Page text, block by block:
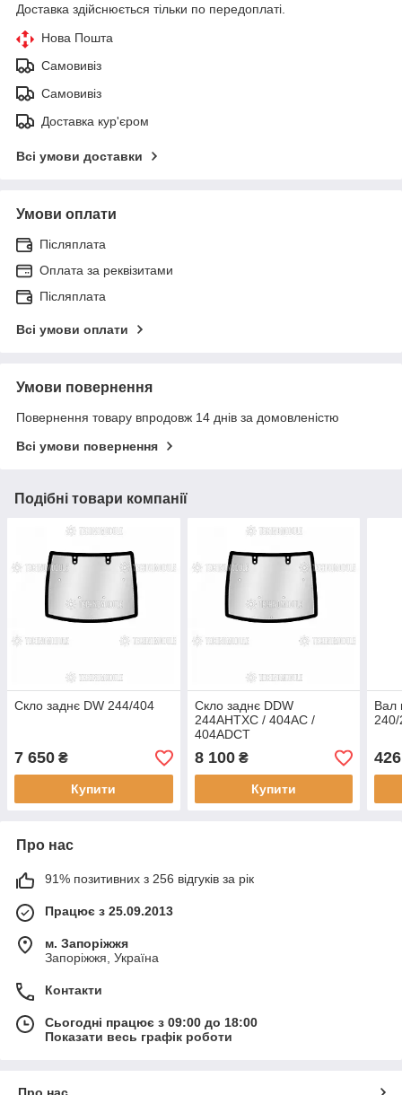
Доставка здійснюється тільки по передоплаті.
Нова Пошта
Самовивіз
Самовивіз
Доставка кур'єром
Всі умови доставки
Умови оплати
Післяплата
Оплата за реквізитами
Післяплата
Всі умови оплати
Умови повернення
Повернення товару впродовж 14 днів за домовленістю
Всі умови повернення
Подібні товари компанії
Скло заднє DW 244/404
7 650 ₴
Купити
Скло заднє DDW
244AHTXC / 404AC /
404ADCT
8 100₴
Купити
Вал
240/
426
Про нас
91% позитивних з 256 відгуків за рік
Працює з 25.09.2013
м. Запоріжжя
Запоріжжя, Україна
Контакти
Сьогодні працює з 09:00 до 18:00
Показати весь графік роботи